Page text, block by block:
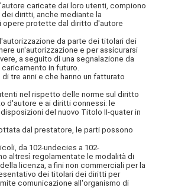
caricate dai loro utenti, compiono
diritti, anche mediante la
opere protette dal diritto d'autore
da parte dei titolari dei
un'autorizzazione e per assicurarsi
a seguito di una segnalazione da
in futuro.
tre anni e che hanno un fatturato
nel rispetto delle norme sul diritto
d'autore e ai diritti connessi: le
del nuovo Titolo II-quater in
dal prestatore, le parti possono
da 102-undecies a 102-
altresì regolamentate le modalità di
licenza, a fini non commerciali per la
dei titolari dei diritti per
comunicazione all'organismo di